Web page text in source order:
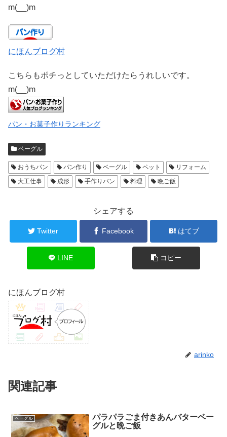
m(__)m
にほんブログ村
こちらもポチっとしていただけたらうれしいです。
m(__)m
パン・お菓子作りランキング
ベーグル
おうちパン パン作り ベーグル ペット
リフォーム
大工仕事
成形 手作りパン 料理 晩ご飯
シェアする
Twitter Facebook はてブ
LINE コピー
にほんブログ村
arinko
関連記事
ベーグル
パラパラごま付きあんバターベー
グルと晩ご飯